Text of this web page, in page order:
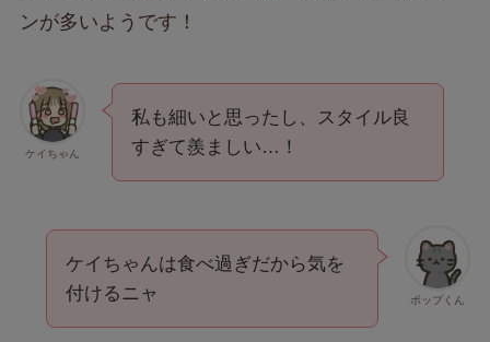
ンが多いようです！
ケイちゃん
私も細いと思ったし、スタイル良
すぎて羨ましい…！
ポップくん
ケイちゃんは食べ過ぎだから気を
付けるニャ